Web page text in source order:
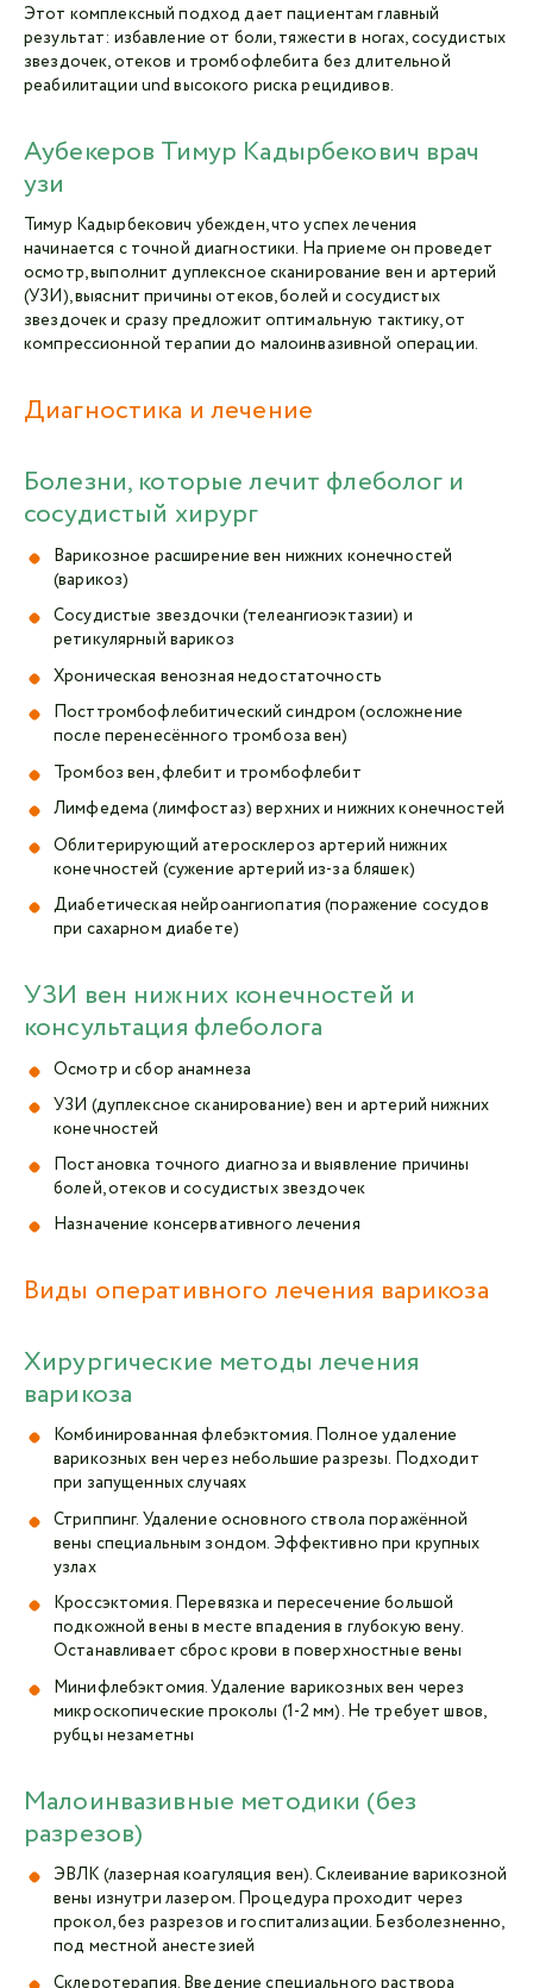
Этот комплексный подход дает пациентам главный
результат: избавление от боли, тяжести в ногах, сосудистых
звездочек, отеков и тромбофлебита без длительной
реабилитации und высокого риска рецидивов.
Аубекеров Тимур Кадырбекович врач
узи
Тимур Кадырбекович убежден, что успех лечения
начинается с точной диагностики. На приеме он проведет
осмотр, выполнит дуплексное сканирование вен и артерий
(УЗИ), выяснит причины отеков, болей и сосудистых
звездочек и сразу предложит оптимальную тактику, от
компрессионной терапии до малоинвазивной операции.
Диагностика и лечение
Болезни, которые лечит флеболог и
сосудистый хирург
Варикозное расширение вен нижних конечностей
(варикоз)
Сосудистые звездочки (телеангиоэктазии) и
ретикулярный варикоз
Хроническая венозная недостаточность
Посттромбофлебитический синдром (осложнение
после перенесённого тромбоза вен)
Тромбоз вен, флебит и тромбофлебит
Лимфедема (лимфостаз) верхних и нижних конечностей
Облитерирующий атеросклероз артерий нижних
конечностей (сужение артерий из-за бляшек)
Диабетическая нейроангиопатия (поражение сосудов
при сахарном диабете)
УЗИ вен нижних конечностей и
консультация флеболога
Осмотр и сбор анамнеза
УЗИ (дуплексное сканирование) вен и артерий нижних
конечностей
Постановка точного диагноза и выявление причины
болей, отеков и сосудистых звездочек
Назначение консервативного лечения
Виды оперативного лечения варикоза
Хирургические методы лечения
варикоза
Комбинированная флебэктомия. Полное удаление
варикозных вен через небольшие разрезы. Подходит
при запущенных случаях
Стриппинг. Удаление основного ствола поражённой
вены специальным зондом. Эффективно при крупных
узлах
Кроссэктомия. Перевязка и пересечение большой
подкожной вены в месте впадения в глубокую вену.
Останавливает сброс крови в поверхностные вены
Минифлебэктомия. Удаление варикозных вен через
микроскопические проколы (1-2 мм). Не требует швов,
рубцы незаметны
Малоинвазивные методики (без
разрезов)
ЭВЛК (лазерная коагуляция вен). Склеивание варикозной
вены изнутри лазером. Процедура проходит через
прокол, без разрезов и госпитализации. Безболезненно,
под местной анестезией
Склеротерапия. Введение специального раствора